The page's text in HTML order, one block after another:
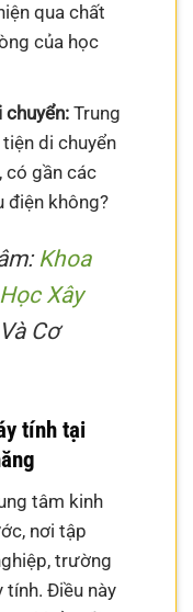
qua chất
của học
chuyển:Trung
di chuyển
có gần các
điện không?
Khoa
Xây
Cơ
tính tại
tâm kinh
nơi tập
trường
tính. Điều này